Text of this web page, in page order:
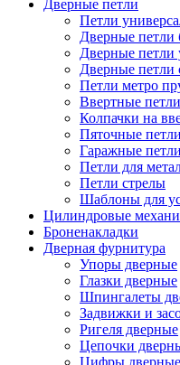
Дверные петли
Петли
Дверные петли
Дверные петли
Дверные петли
Петли метро
Ввертные петли
Колпачки на
Пяточные петли
Гаражные петли
Петли для
Петли стрелы
Шаблоны для
Цилиндровые
Броненакладки
Дверная фурнитура
Упоры дверные
Глазки дверные
Шпингалеты
Задвижки и
Ригеля дверные
Цепочки
Цифры дверные